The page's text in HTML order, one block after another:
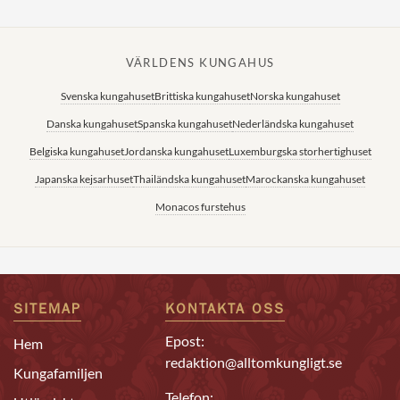
VÄRLDENS KUNGAHUS
Svenska kungahusetBrittiska kungahusetNorska kungahuset
Danska kungahusetSpanska kungahusetNederländska kungahuset
Belgiska kungahusetJordanska kungahusetLuxemburgska storhertighuset
Japanska kejsarhusetThailändska kungahusetMarockanska kungahuset
Monacos furstehus
SITEMAP
Hem
Kungafamiljen
KONTAKTA OSS
Epost:
redaktion@alltomkungligt.se